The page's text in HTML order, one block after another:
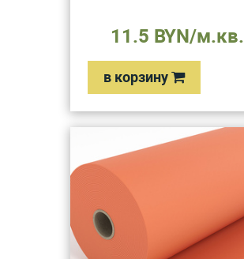
11.5 BYN/м.кв.
в корзину